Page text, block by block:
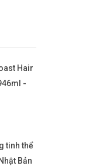
Hair
-
tinh thể
Bản